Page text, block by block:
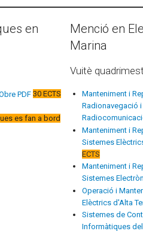
en
30 ECTS
es fan a bord
Menció en
Marina
Vuitè
Manteniment i
Radionavegació
Manteniment i
Sistemes
ECTS
Manteniment i
Sistemes
Operació i
Elèctrics d'Alta
Sistemes de
Informàtiques del